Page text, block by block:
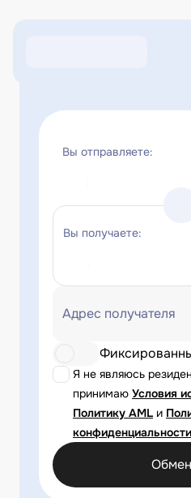
Вы отправляете:
Вы получаете:
Адрес получателя
Я не являюсь
принимаю Условия
Политику AML и
конфиденциальности